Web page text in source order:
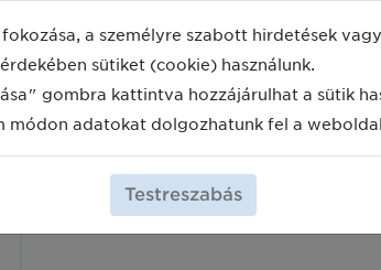
a személyre szabott hirdetések
sütiket (cookie) használunk.
gombra kattintva hozzájárulhat a sütik
módon adatokat dolgozhatunk fel a
Testreszabás